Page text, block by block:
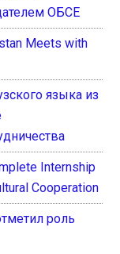
ОБСЕ
Meets with
языка из
Internship
Cooperation
роль